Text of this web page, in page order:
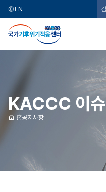
EN
국
가
KACCC 이슈
홈공지사항